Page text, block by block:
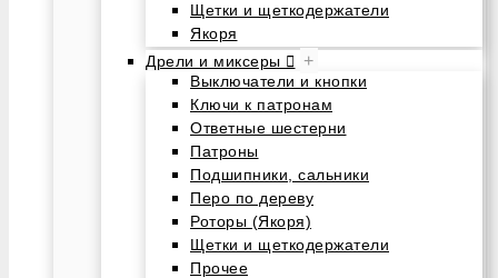
Щетки и щеткодержатели
Якоря
Дрели и миксеры
+
Выключатели и кнопки
Ключи к патронам
Ответные шестерни
Патроны
Подшипники, сальники
Перо по дереву
Роторы (Якоря)
Щетки и щеткодержатели
Прочее